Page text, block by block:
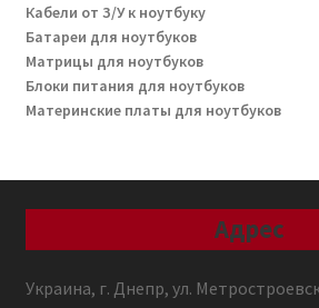
Кабели от З/У к ноутбуку
Батареи для ноутбуков
Матрицы для ноутбуков
Блоки питания для ноутбуков
Материнские платы для ноутбуков
Адрес
Украина, г. Днепр, ул.